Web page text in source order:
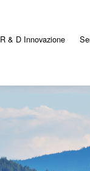
R & D Innovazione